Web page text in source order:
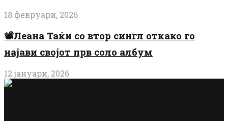
18 февруари, 2026
📽️Леана Таќи со втор сингл откако го
најави својот прв соло албум
12 јануари, 2026